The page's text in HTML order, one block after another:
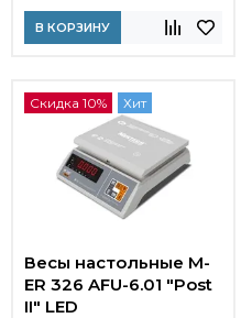
В КОРЗИНУ
Скидка 10% Хит
Весы настольные M-
ER 326 AFU-6.01 "Post
II" LED